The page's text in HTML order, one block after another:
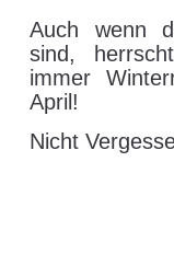
Auch wenn
sind,
immer
April!
Nicht